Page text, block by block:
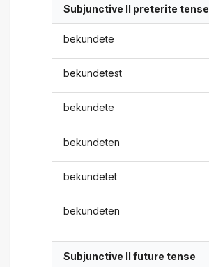
Subjunctive II preterite tense
bekundete
bekundetest
bekundete
bekundeten
bekundetet
bekundeten
Subjunctive II future tense